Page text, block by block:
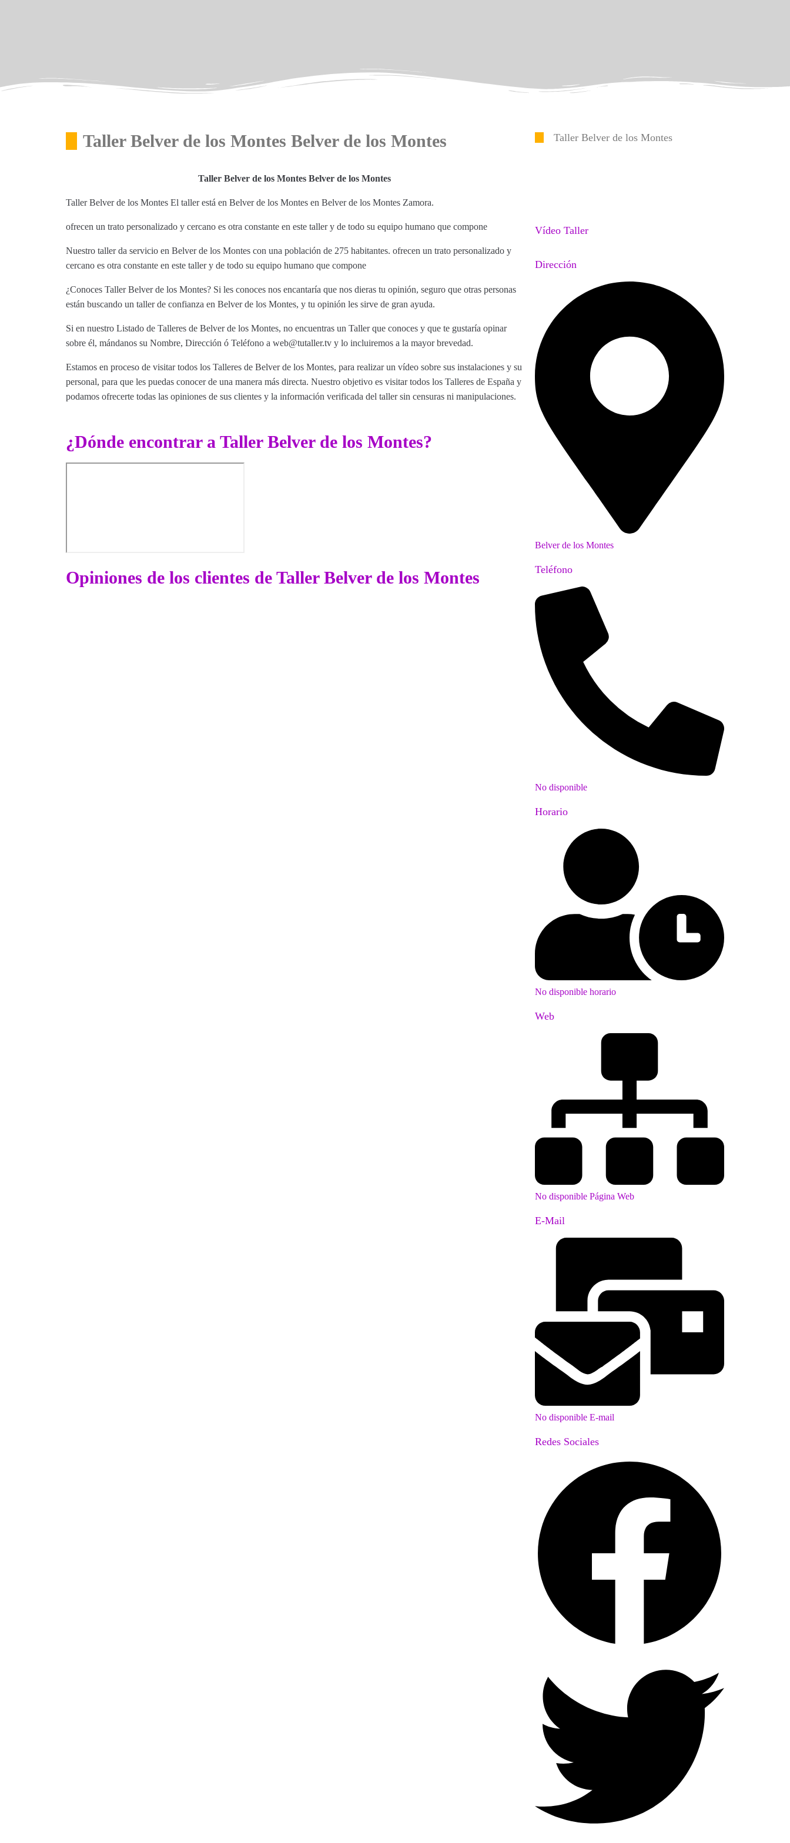
Taller Belver de los Montes Belver de los Montes
Taller Belver de los Montes Belver de los Montes
Taller Belver de los Montes El taller está en Belver de los Montes en Belver de los Montes Zamora.
ofrecen un trato personalizado y cercano es otra constante en este taller y de todo su equipo humano que compone
Nuestro taller da servicio en Belver de los Montes con una población de 275 habitantes. ofrecen un trato personalizado y
cercano es otra constante en este taller y de todo su equipo humano que compone
¿Conoces Taller Belver de los Montes? Si les conoces nos encantaría que nos dieras tu opinión, seguro que otras personas
están buscando un taller de confianza en Belver de los Montes, y tu opinión les sirve de gran ayuda.
Si en nuestro Listado de Talleres de Belver de los Montes, no encuentras un Taller que conoces y que te gustaría opinar
sobre él, mándanos su Nombre, Dirección ó Teléfono a web@tutaller.tv y lo incluiremos a la mayor brevedad.
Estamos en proceso de visitar todos los Talleres de Belver de los Montes, para realizar un vídeo sobre sus instalaciones y su
personal, para que les puedas conocer de una manera más directa. Nuestro objetivo es visitar todos los Talleres de España y
podamos ofrecerte todas las opiniones de sus clientes y la información verificada del taller sin censuras ni manipulaciones.
¿Dónde encontrar a Taller Belver de los Montes?
Opiniones de los clientes de Taller Belver de los Montes
Taller Belver de los Montes
Vídeo Taller
Dirección
Belver de los Montes
Teléfono
No disponible
Horario
No disponible horario
Web
No disponible Página Web
E-Mail
No disponible E-mail
Redes Sociales